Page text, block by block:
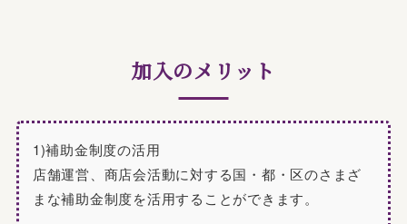
加入のメリット
1)補助金制度の活用
店舗運営、商店会活動に対する国・都・区のさまざ
まな補助金制度を活用することができます。